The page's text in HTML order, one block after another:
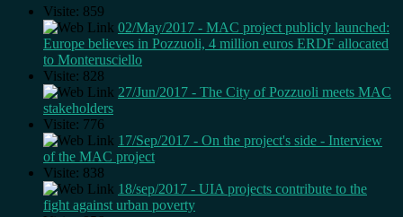
Visite: 859
02/May/2017 - MAC project publicly launched:
Europe believes in Pozzuoli, 4 million euros ERDF allocated
to Monterusciello
Visite: 828
27/Jun/2017 - The City of Pozzuoli meets MAC
stakeholders
Visite: 776
17/Sep/2017 - On the project's side - Interview
of the MAC project
Visite: 838
18/sep/2017 - UIA projects contribute to the
fight against urban poverty